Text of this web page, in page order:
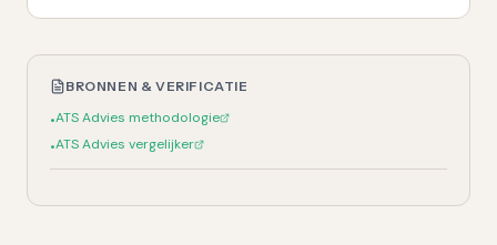
BRONNEN & VERIFICATIE
•ATS Advies methodologie
•ATS Advies vergelijker